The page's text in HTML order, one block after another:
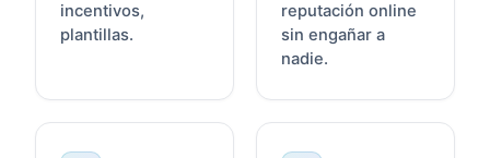
incentivos,
plantillas.
reputación online
sin engañar a
nadie.